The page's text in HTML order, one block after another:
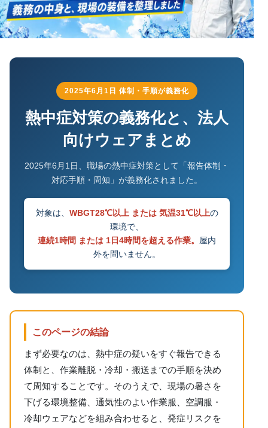
2025年6月1日 体制・手順が義務化
熱中症対策の義務化と、法人
向けウェアまとめ
2025年6月1日、職場の熱中症対策として「報告体制・
対応手順・周知」が義務化されました。
対象は、 WBGT28℃以上 または 気温31℃以上の
環境で、
連続1時間 または 1日4時間を超える作業。 屋内
外を問いません。
このページの結論
まず必要なのは、熱中症の疑いをすぐ報告できる
体制と、作業離脱・冷却・搬送までの手順を決め
て周知することです。そのうえで、現場の暑さを
下げる環境整備、通気性のよい作業服、空調服・
冷却ウェアなどを組み合わせると、発症リスクを